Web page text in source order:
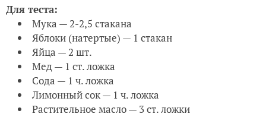
Для теста:
Мука — 2-2,5 стакана
Яблоки (натертые) — 1 стакан
Яйца — 2 шт.
Мед — 1 ст. ложка
Сода — 1 ч. ложка
Лимонный сок — 1 ч. ложка
Растительное масло — 3 ст. ложки